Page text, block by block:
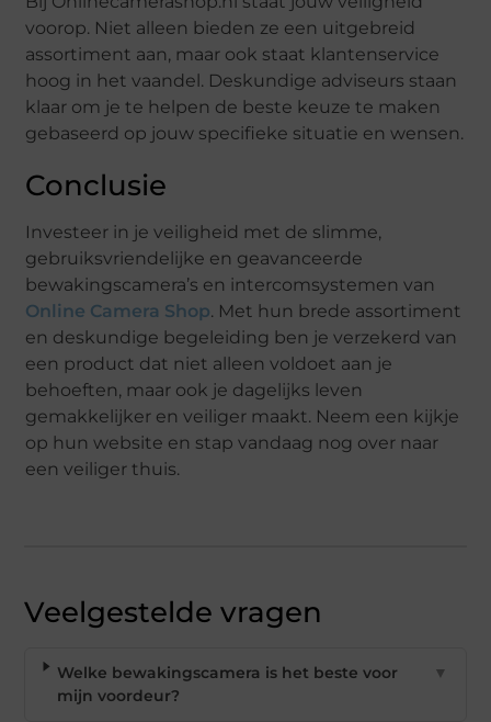
voorop. Niet alleen bieden ze een uitgebreid
assortiment aan, maar ook staat klantenservice
hoog in het vaandel. Deskundige adviseurs staan
klaar om je te helpen de beste keuze te maken
gebaseerd op jouw specifieke situatie en wensen.
Conclusie
Investeer in je veiligheid met de slimme,
gebruiksvriendelijke en geavanceerde
bewakingscamera’s en intercomsystemen van
Online Camera Shop. Met hun brede assortiment
en deskundige begeleiding ben je verzekerd van
een product dat niet alleen voldoet aan je
behoeften, maar ook je dagelijks leven
gemakkelijker en veiliger maakt. Neem een kijkje
op hun website en stap vandaag nog over naar
een veiliger thuis.
Veelgestelde vragen
Welke bewakingscamera is het beste voor
mijn voordeur?
▼